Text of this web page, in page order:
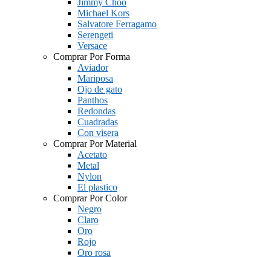
Jimmy Choo
Michael Kors
Salvatore Ferragamo
Serengeti
Versace
Comprar Por Forma
Aviador
Mariposa
Ojo de gato
Panthos
Redondas
Cuadradas
Con visera
Comprar Por Material
Acetato
Metal
Nylon
El plastico
Comprar Por Color
Negro
Claro
Oro
Rojo
Oro rosa